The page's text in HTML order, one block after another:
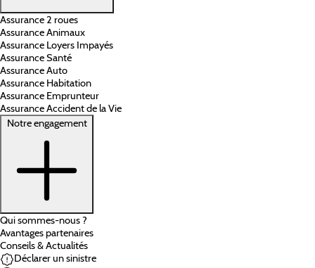
Assurance 2 roues
Assurance Animaux
Assurance Loyers Impayés
Assurance Santé
Assurance Auto
Assurance Habitation
Assurance Emprunteur
Assurance Accident de la Vie
Notre engagement
Qui sommes-nous ?
Avantages partenaires
Conseils & Actualités
Déclarer un sinistre